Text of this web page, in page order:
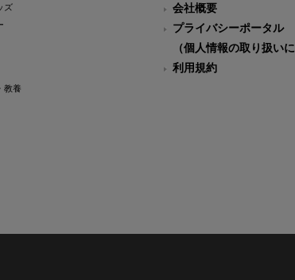
ズ
教養
会社概要
プライバシーポータル
（個人情報の取り扱いに
利用規約